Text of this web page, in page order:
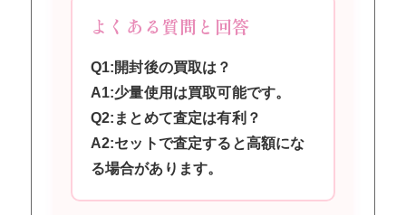
よくある質問と回答
Q1:開封後の買取は？
A1:少量使用は買取可能です。
Q2:まとめて査定は有利？
A2:セットで査定すると高額にな
る場合があります。